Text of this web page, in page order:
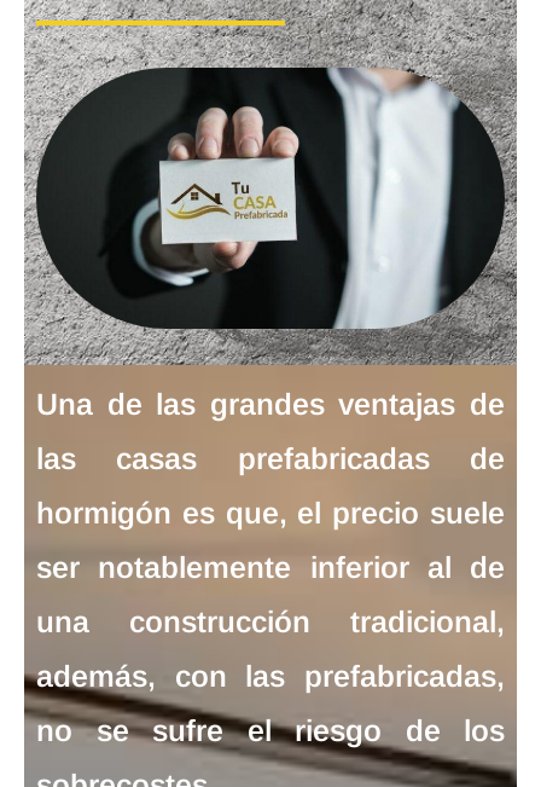
Una de las grandesventajas de
las casas prefabricadas de
hormigón es que, el precio suele
ser notablemente inferior al de
una construcción tradicional,
además, con las prefabricadas,
no se sufre el riesgo de los